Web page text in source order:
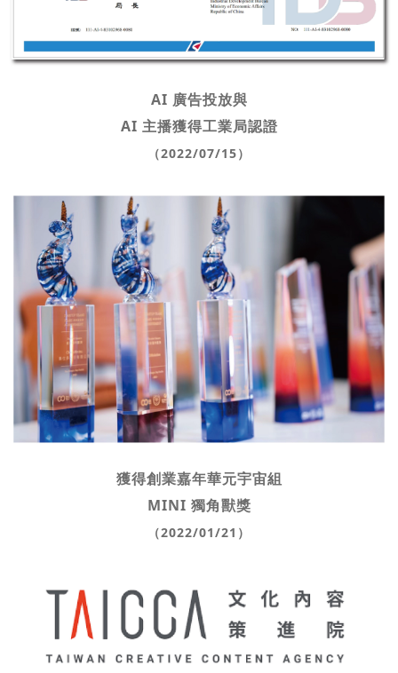
AI 廣告投放與
AI 主播獲得工業局認證
（2022/07/15）
獲得創業嘉年華元宇宙組
MINI 獨角獸獎
（2022/01/21）